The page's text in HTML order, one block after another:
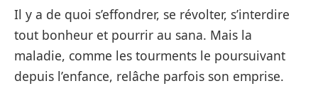
Il y a de quoi s’effondrer, se révolter, s’interdire
tout bonheur et pourrir au sana. Mais la
maladie, comme les tourments le poursuivant
depuis l’enfance, relâche parfois son emprise.